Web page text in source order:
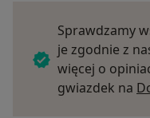
Sprawdzamy
je zgodnie z
więcej o
gwiazdek na